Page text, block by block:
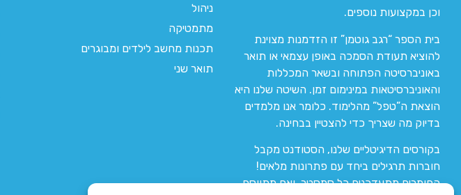
וכן במקצועות נוספים.
בית הספר “רגב גוטמן” זו הזדמנות מצוינת
להוציא תעודת הסמכה באופן עצמאי או תואר
באוניברסיטה הפתוחה ובשאר המכללות
והאוניברסיטאות במינימום זמן. השיטה שלנו היא
הוצאת ה”טפל” מהלימוד. כלומר אנו מלמדים
בדיוק מה שצריך כדי להצטיין בבחינה.
בקורסים הדיגיטליים שלנו, הסטודנט מקבל
חוברות תרגילים ביחד עם פתרונות מלאים!
החומרים מתעדכנים כל סמסטר, ואם מתווסף
ניהול
מתמטיקה
תכנות מחשב לילדים ומבוגרים
תואר שני